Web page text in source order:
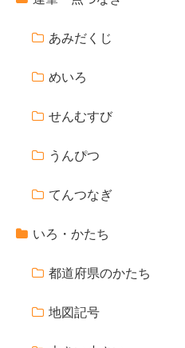
あみだくじ
めいろ
せんむすび
うんぴつ
てんつなぎ
いろ・かたち
都道府県のかたち
地図記号